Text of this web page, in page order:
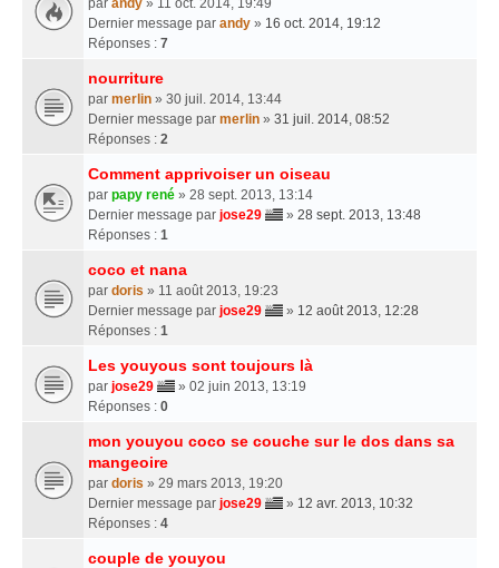
Dernier message par andy » 16 oct. 2014, 19:12
Réponses : 7
nourriture
par merlin » 30 juil. 2014, 13:44
Dernier message par merlin » 31 juil. 2014, 08:52
Réponses : 2
Comment apprivoiser un oiseau
par papy rené » 28 sept. 2013, 13:14
Dernier message par jose29 » 28 sept. 2013, 13:48
Réponses : 1
coco et nana
par doris » 11 août 2013, 19:23
Dernier message par jose29 » 12 août 2013, 12:28
Réponses : 1
Les youyous sont toujours là
par jose29
» 02 juin 2013, 13:19
Réponses : 0
mon youyou coco se couche sur le dos dans sa
mangeoire
par doris » 29 mars 2013, 19:20
Dernier message par jose29 » 12 avr. 2013, 10:32
Réponses : 4
couple de youyou